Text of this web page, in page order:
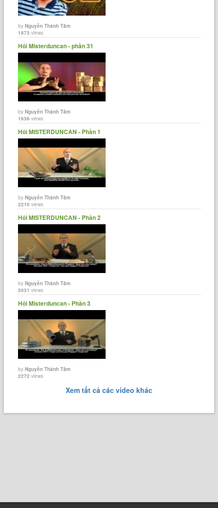
byNguyễn Thành Tâm
1873 views
Hỏi Misterduncan - phần 31
byNguyễn Thành Tâm
1636 views
Hỏi MISTERDUNCAN - Phần 1
byNguyễn Thành Tâm
2210 views
Hỏi MISTERDUNCAN - Phần 2
byNguyễn Thành Tâm
2031 views
Hỏi Misterduncan - Phần 3
byNguyễn Thành Tâm
2272 views
Xem tất cả các video khác